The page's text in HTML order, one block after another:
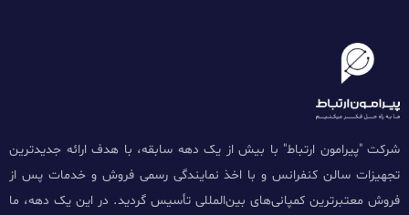
شرکت "پیرامون ارتباط" با بیش از یک دهه سابقه، با هدف ارائه جدیدترین
تجهیزات سالن کنفرانس و با اخذ نمایندگی رسمی فروش و خدمات پس از
فروش معتبرترین کمپانی‌های بین‌المللی تأسیس گردید. در این یک دهه، ما